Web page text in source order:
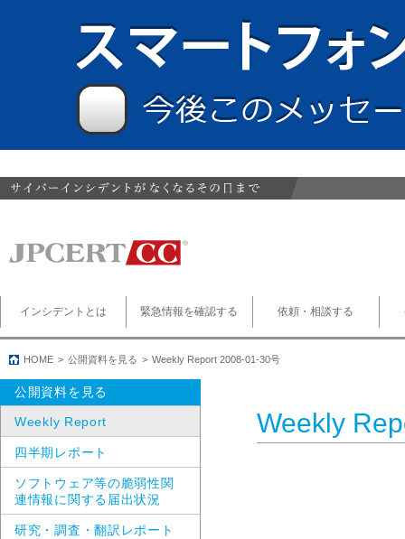
インシデントとは 緊急情報を確認する 依頼・相談する
HOME 公開資料を見る Weekly Report 2008-01-30号
Weekly
公開資料を見る
Weekly Report
四半期レポート
ソフトウェア等の脆弱性関
連情報に関する届出状況
研究・調査・翻訳レポート